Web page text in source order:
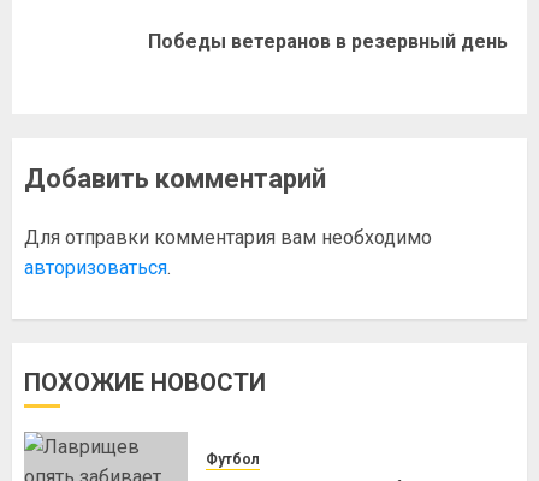
Победы ветеранов в резервный день
Добавить комментарий
Для отправки комментария вам необходимо
авторизоваться.
ПОХОЖИЕ НОВОСТИ
Футбол